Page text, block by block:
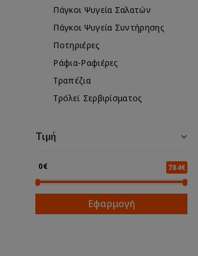
Πάγκοι Ψυγεία Σαλατών
Πάγκοι Ψυγεία Συντήρησης
Ποτηριέρες
Ράφια-Ραφιέρες
Τραπέζια
Τρόλεϊ Σερβιρίσματος
Τιμή
0€ 784€
Εφαρμογή